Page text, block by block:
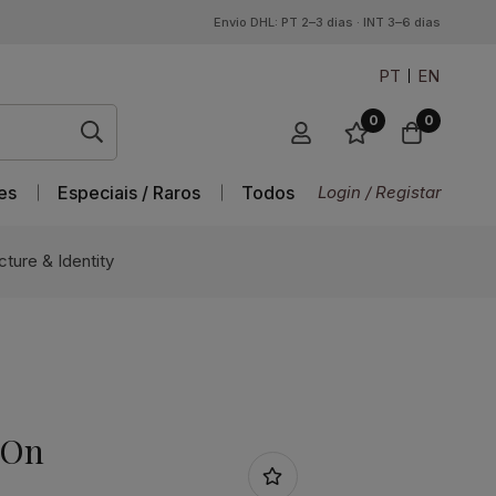
Envio DHL: PT 2–3 dias · INT 3–6 dias
PT EN
0 0
Especiais / Raros Todos Login / Registar
& Identity